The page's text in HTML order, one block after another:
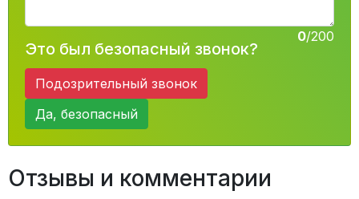
0/200
Это был безопасный звонок?
Подозрительный звонок
Да, безопасный
Отзывы и комментарии